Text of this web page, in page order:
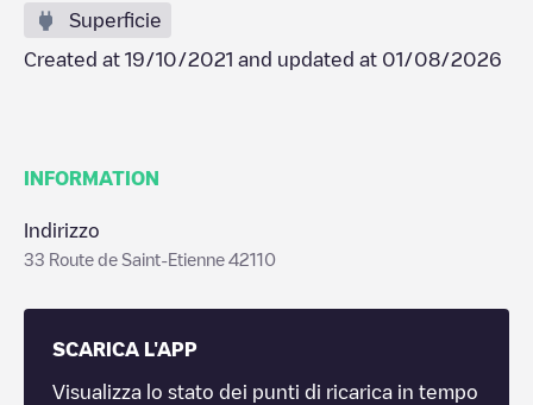
Superficie
Created at 19/10/2021 and updated at 01/08/2026
INFORMATION
Indirizzo
33 Route de Saint-Etienne 42110
SCARICA L'APP
Visualizza lo stato dei punti di ricarica in tempo